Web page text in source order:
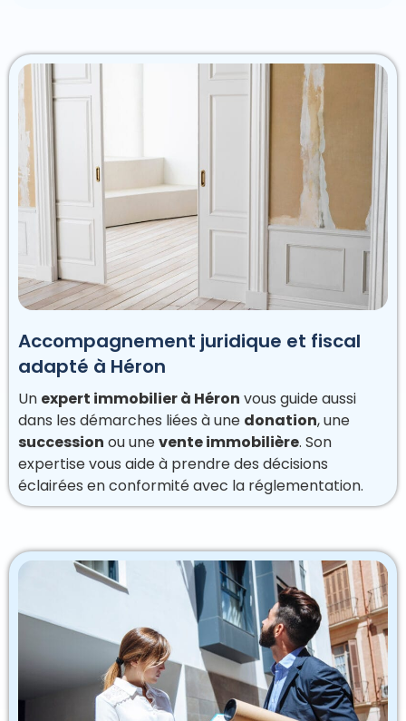
Accompagnement juridique et fiscal
adapté à Héron
Un expert immobilier à Héron vous guide aussi
dans les démarches liées à une donation, une
succession ou unevente immobilière. Son
expertise vous aide à prendre des décisions
éclairées en conformité avec la réglementation.